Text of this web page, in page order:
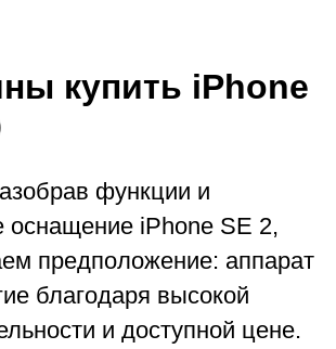
купить iPhone
функции и
оснащение iPhone SE 2,
предположение: аппарат
благодаря высокой
и доступной цене.